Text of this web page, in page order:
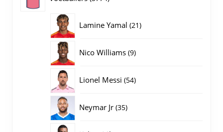
Lamine Yamal 2121
Nico Williams 99
Lionel Messi 5454
Neymar Jr 3535